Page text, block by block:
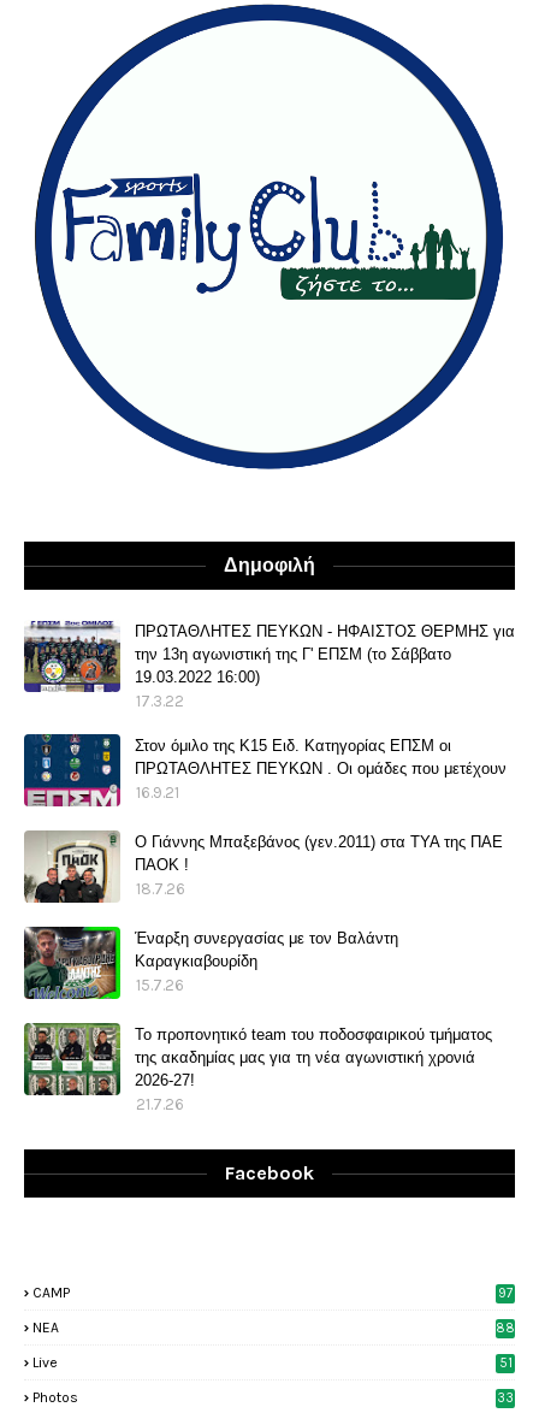
Δημοφιλή
ΠΡΩΤΑΘΛΗΤΕΣ ΠΕΥΚΩΝ - ΗΦΑΙΣΤΟΣ ΘΕΡΜΗΣ για
την 13η αγωνιστική της Γ' ΕΠΣΜ (το Σάββατο
19.03.2022 16:00)
17.3.22
Στον όμιλο της Κ15 Ειδ. Κατηγορίας ΕΠΣΜ οι
ΠΡΩΤΑΘΛΗΤΕΣ ΠΕΥΚΩΝ . Οι ομάδες που μετέχουν
16.9.21
O Γιάννης Μπαξεβάνος (γεν.2011) στα ΤΥΑ της ΠΑΕ
ΠΑΟΚ !
18.7.26
Έναρξη συνεργασίας με τον Βαλάντη
Καραγκιαβουρίδη
15.7.26
Το προπονητικό team του ποδοσφαιρικού τμήματος
της ακαδημίας μας για τη νέα αγωνιστική χρονιά
2026-27!
21.7.26
Facebook
CAMP 97
NEA 88
Live 51
Photos
33